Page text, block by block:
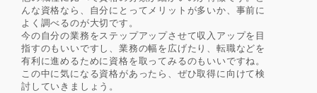
んな資格なら、自分にとってメリットが多いか、事前に
よく調べるのが大切です。
今の自分の業務をステップアップさせて収入アップを目
指すのもいいですし、業務の幅を広げたり、転職などを
有利に進めるために資格を取ってみるのもいいですね。
この中に気になる資格があったら、ぜひ取得に向けて検
討していきましょう。